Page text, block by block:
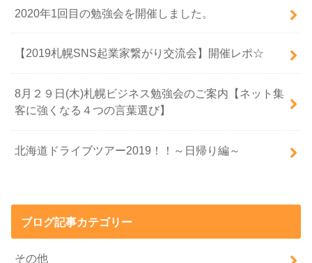
2020年1回目の勉強会を開催しました。
【2019札幌SNS起業家繋がり交流会】開催レポ☆
8月２９日(木)札幌ビジネス勉強会のご案内【ネット集
客に強くなる４つの言葉選び】
北海道ドライブツアー2019！！～日帰り編～
ブログ記事カテゴリー
その他